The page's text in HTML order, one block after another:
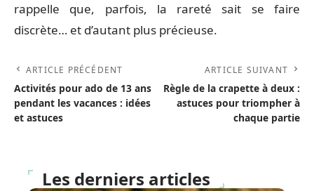
rappelle que, parfois, la rareté sait se faire
discrète… et d’autant plus précieuse.
ARTICLE PRÉCÉDENT
Activités pour ado de 13 ans
pendant les vacances : idées
et astuces
ARTICLE SUIVANT
Règle de la crapette à deux :
astuces pour triompher à
chaque partie
Les derniers articles